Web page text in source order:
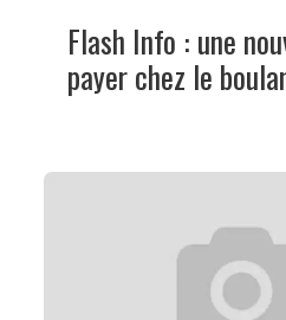
Flash Info : une
payer chez le